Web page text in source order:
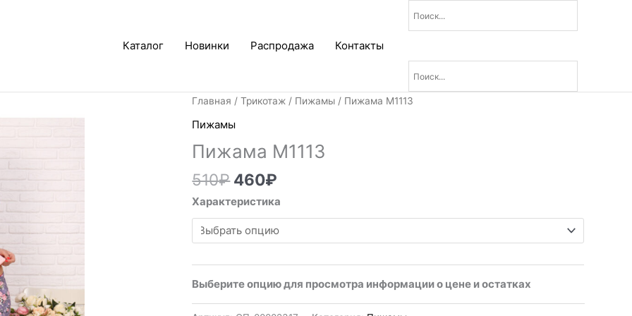
Каталог Новинки Распродажа Контакты
Главная /Трикотаж / Пижамы / Пижама М1113
Пижамы
Пижама М1113
510₽
Первоначальная
составляла
510₽.
460₽
Текущая
Характеристика
Выберите опцию для просмотра информации о цене и остатках